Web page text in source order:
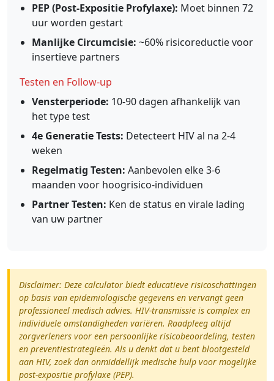
PEP (Post-Expositie Profylaxe): Moet binnen 72
uur worden gestart
Manlijke Circumcisie: ~60% risicoreductie voor
insertieve partners
Testen en Follow-up
Vensterperiode: 10-90 dagen afhankelijk van
het type test
4e Generatie Tests: Detecteert HIV al na 2-4
weken
Regelmatig Testen: Aanbevolen elke 3-6
maanden voor hoogrisico-individuen
Partner Testen: Ken de status en virale lading
van uw partner
Disclaimer: Deze calculator biedt educatieve risicoschattingen
op basis van epidemiologische gegevens en vervangt geen
professioneel medisch advies. HIV-transmissie is complex en
individuele omstandigheden variëren. Raadpleeg altijd
zorgverleners voor een persoonlijke risicobeoordeling, testen
en preventiestrategieën. Als u denkt dat u bent blootgesteld
aan HIV, zoek dan onmiddellijk medische hulp voor mogelijke
post-expositie profylaxe (PEP).